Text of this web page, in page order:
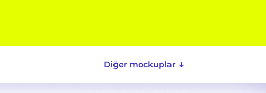
Diğer mockuplar